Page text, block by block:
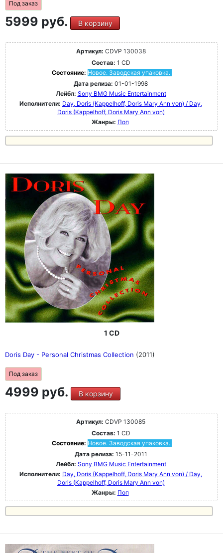
Под заказ
5999 руб. В корзину
Артикул: CDVP 130038
Состав: 1 CD
Состояние: Новое. Заводская упаковка.
Дата релиза: 01-01-1998
Лейбл: Sony BMG Music Entertainment
Исполнители: Day, Doris (Kappelhoff, Doris Mary Ann von) / Day,
Doris (Kappelhoff, Doris Mary Ann von)
Жанры: Поп
1 CD
Doris Day - Personal Christmas Collection (2011)
Под заказ
4999 руб. В корзину
Артикул: CDVP 130085
Состав: 1 CD
Состояние: Новое. Заводская упаковка.
Дата релиза: 15-11-2011
Лейбл: Sony BMG Music Entertainment
Исполнители: Day, Doris (Kappelhoff, Doris Mary Ann von) / Day,
Doris (Kappelhoff, Doris Mary Ann von)
Жанры: Поп